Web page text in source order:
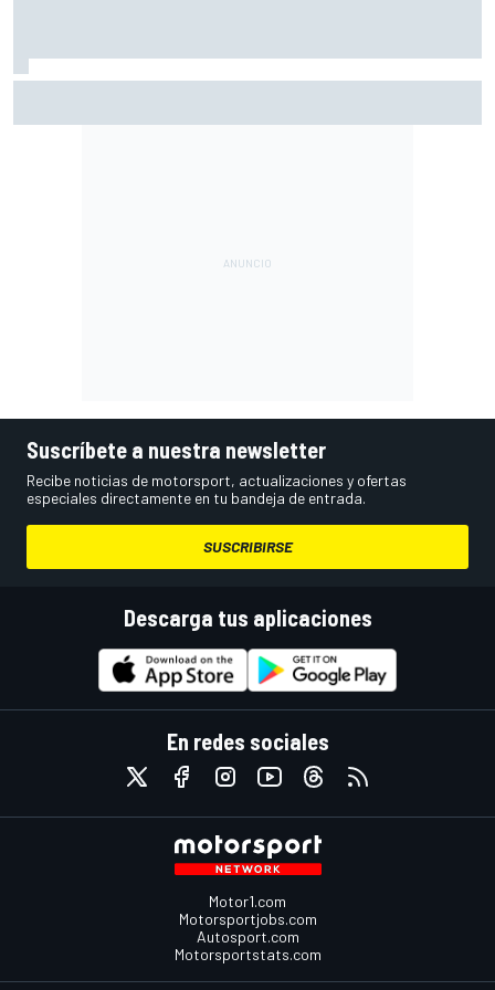
Suscríbete a nuestra newsletter
Recibe noticias de motorsport, actualizaciones y ofertas
especiales directamente en tu bandeja de entrada.
SUSCRIBIRSE
Descarga tus aplicaciones
En redes sociales
Motor1.com
Motorsportjobs.com
Autosport.com
Motorsportstats.com